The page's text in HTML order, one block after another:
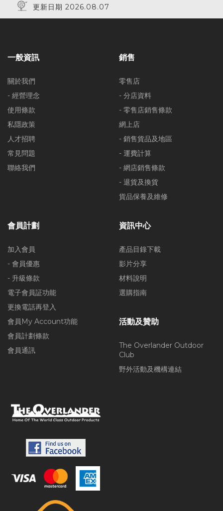
更新日期 2026.08.07
一般資訊
關於我們
- 經營理念
使用條款
私隱政策
人才招聘
常見問題
聯絡我們
銷售
零售店
- 分店資料
- 零售店銷售條款
網上店
- 銷售貨品及地區
- 運費計算
- 網店銷售條款
- 退貨及換貨
貨品保養及維修
會員計劃
加入會員
- 會員優惠
- 升級條款
電子會員証功能
更換電話再登入
會員My Account功能
會員計劃條款
會員通訊
資訊中心
產品目錄下載
影片分享
材料說明
選購指南
活動及贊助
The Overlander Outdoor
Club
野外活動及機構連結